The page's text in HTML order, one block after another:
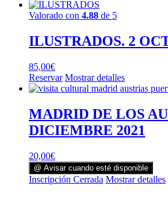
Valorado con 4.88 de 5
ILUSTRADOS. 2
85,00€
Reservar Mostrar detalles
MADRID DE LOS
DICIEMBRE 2021
20,00€
@ Avisar cuando esté disponible
Inscripción Cerrada Mostrar detalles